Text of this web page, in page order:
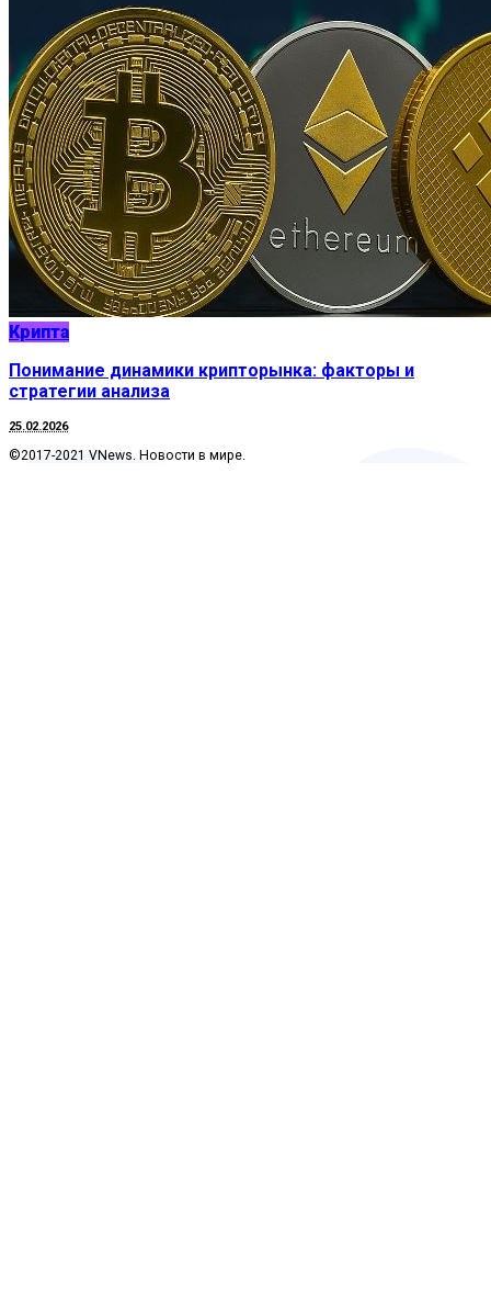
Крипта
Понимание динамики крипторынка: факторы и
стратегии анализа
25.02.2026
©2017-2021 VNews. Новости в мире.